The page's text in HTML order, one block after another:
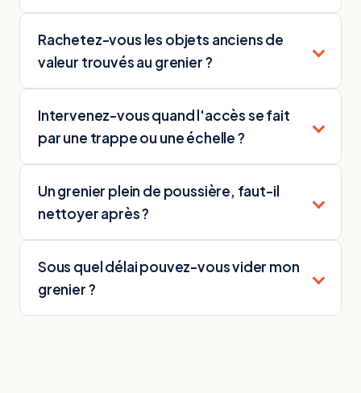
Rachetez-vous les objets anciens de
valeur trouvés au grenier ?
Intervenez-vous quand l'accès se fait
par une trappe ou une échelle ?
Un grenier plein de poussière, faut-il
nettoyer après ?
Sous quel délai pouvez-vous vider mon
grenier ?